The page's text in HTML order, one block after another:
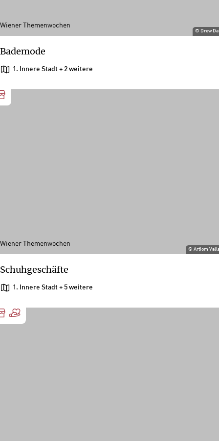
© Drew
Wiener Themenwochen
Bademode
1. Innere Stadt + 2 weitere
©Artiom
Wiener Themenwochen
Schuhgeschäfte
1. Innere Stadt + 5 weitere